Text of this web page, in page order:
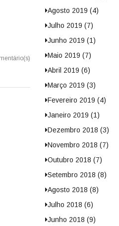
Agosto 2019 (4)
Julho 2019 (7)
Junho 2019 (1)
Maio 2019 (7)
Abril 2019 (6)
Março 2019 (3)
Fevereiro 2019 (4)
Janeiro 2019 (1)
Dezembro 2018 (3)
Novembro 2018 (7)
Outubro 2018 (7)
Setembro 2018 (8)
Agosto 2018 (8)
Julho 2018 (6)
Junho 2018 (9)